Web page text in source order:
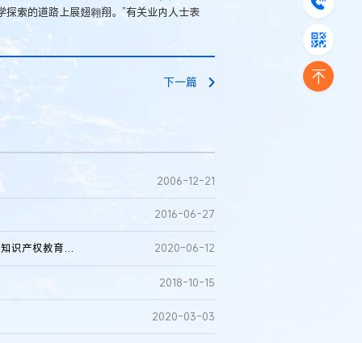
探索的道路上展翅翱翔。”有关业内人士表
下一篇
2006-12-21
2016-06-27
处创造之地，逢创造之时，育创造之人——濮阳市开展中小学知识产权教育网络课堂侧记 2020-06-12
2018-10-15
2020-03-03